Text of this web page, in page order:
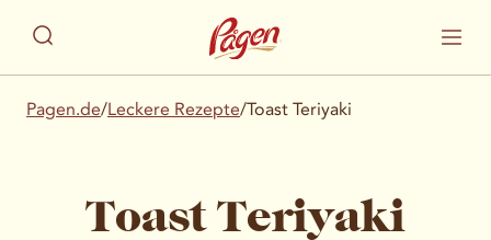
Pagen.de/Leckere Rezepte/Toast Teriyaki
Toast Teriyaki